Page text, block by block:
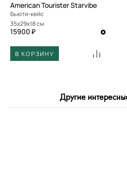
American Tourister Starvibe
Бьюти-кейс
35x29x18 см
15900 ₽
В КОРЗИНУ
Другие